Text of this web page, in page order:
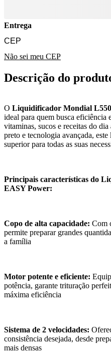
Entrega
Não sei meu CEP
Descrição do
O Liquidificador Mondial
ideal para quem busca eficiência
vitaminas, sucos e receitas do
preto e tecnologia avançada,
superior para todas as suas
Principais características do
EASY Power:
Copo de alta capacidade: Com
permite preparar grandes
a família
Motor potente e eficiente:
potência, garante trituração
máxima eficiência
Sistema de 2 velocidades:
consistência desejada, desde
mais densas